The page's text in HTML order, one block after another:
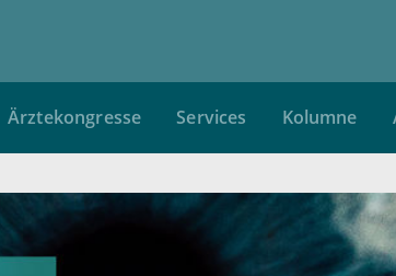
Ärztekongresse Services Kolumne